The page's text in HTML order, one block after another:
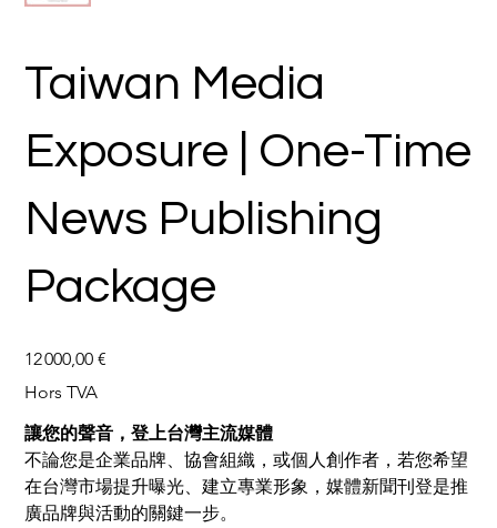
Taiwan Media
Exposure | One-Time
News Publishing
Package
Prix
12 000,00 €
Hors TVA
讓您的聲音，登上台灣主流媒體
不論您是企業品牌、協會組織，或個人創作者，若您希望
在台灣市場提升曝光、建立專業形象，媒體新聞刊登是推
廣品牌與活動的關鍵一步。